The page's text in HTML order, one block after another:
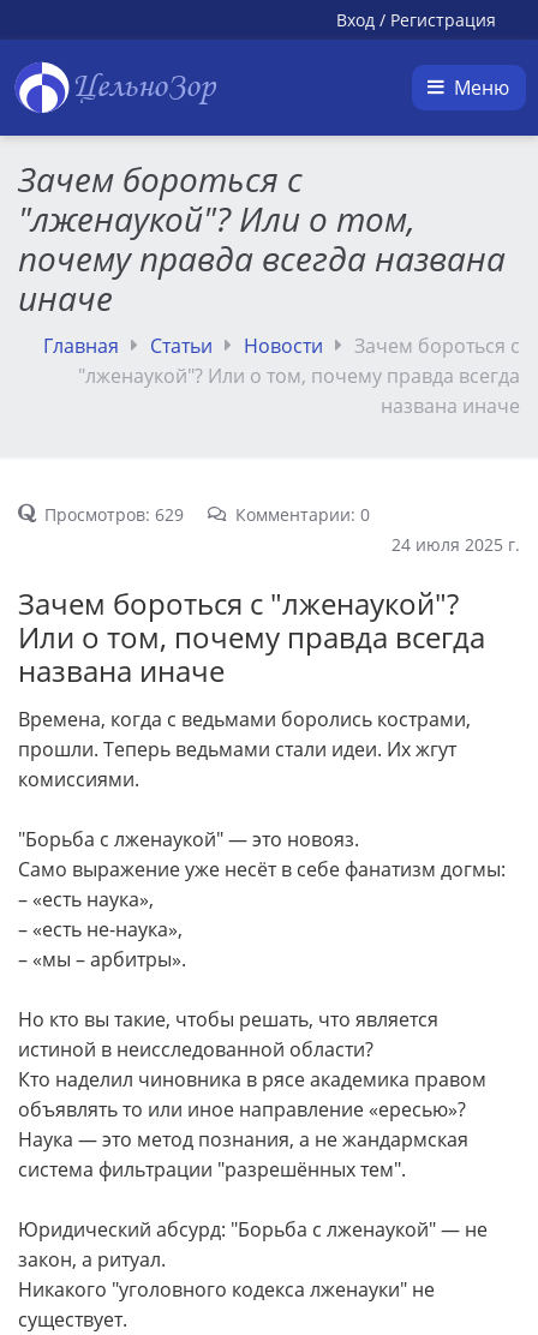
Вход / Регистрация
ЦельноЗор Меню
Зачем бороться с
"лженаукой"? Или о том,
почему правда всегда названа
иначе
Главная Статьи Новости
Зачем бороться с
"лженаукой"? Или о том, почему правда всегда
названа иначе
Просмотров: 629
Комментарии: 0
24 июля 2025 г.
Зачем бороться с "лженаукой"?
Или о том, почему правда всегда
названа иначе
Времена, когда с ведьмами боролись кострами,
прошли. Теперь ведьмами стали идеи. Их жгут
комиссиями.
"Борьба с лженаукой" — это новояз.
Само выражение уже несёт в себе фанатизм догмы:
– «есть наука»,
– «есть не-наука»,
– «мы – арбитры».
Но кто вы такие, чтобы решать, что является
истиной в неисследованной области?
Кто наделил чиновника в рясе академика правом
объявлять то или иное направление «ересью»?
Наука — это метод познания, а не жандармская
система фильтрации "разрешённых тем".
Юридический абсурд: "Борьба с лженаукой" — не
закон, а ритуал.
Никакого "уголовного кодекса лженауки" не
существует.